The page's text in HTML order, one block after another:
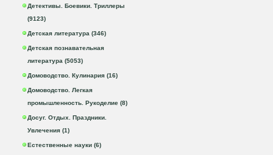
Детективы. Боевики. Триллеры
(9123)
Детская литература (346)
Детская познавательная
литература (5053)
Домоводство. Кулинария (16)
Домоводство. Легкая
промышленность. Рукоделие (8)
Досуг. Отдых. Праздники.
Увлечения (1)
Естественные науки (6)